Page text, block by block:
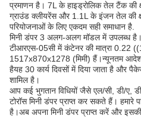
प्रमाणन है। 7L के हाइड्रोलिक तेल टैंक की
ग्राउंड क्लीयरेंस और 1.1L के इंजन तेल की
परियोजनाओं के लिए एकदम सही समाधान है.
मिनी डंपर 3 अलग-अलग मॉडल में उपलब्ध
टीआरएस-05सी में कंटेनर की मात्रा 0.22
1517x870x1278 (मिमी) हैं।न्यूनतम
हैयह 30 कार्य दिवसों में दिया जाता है और
शामिल है।
आप कई भुगतान विधियों जैसे एल/सी, डी/ए,
टोरॉस मिनी डंपर प्राप्त कर सकते हैं। हमारे
है।अब अपना मिनी डंपर प्राप्त करें और